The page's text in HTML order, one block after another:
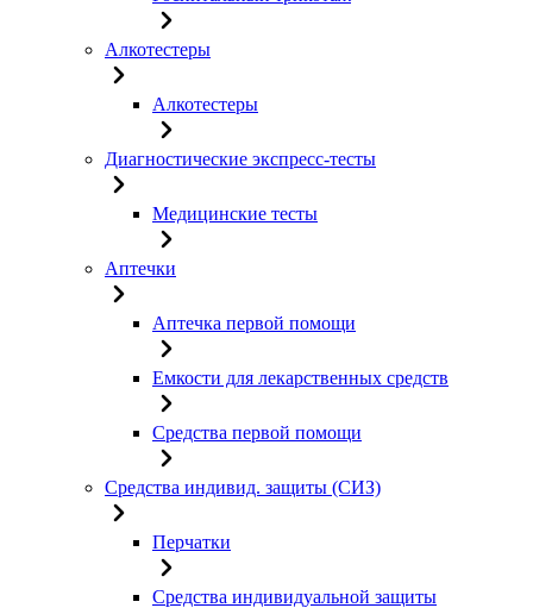
Алкотестеры
Алкотестеры
Диагностические экспресс-тесты
Медицинские тесты
Аптечки
Аптечка первой помощи
Емкости для лекарственных средств
Средства первой помощи
Средства индивид. защиты (СИЗ)
Перчатки
Средства индивидуальной защиты